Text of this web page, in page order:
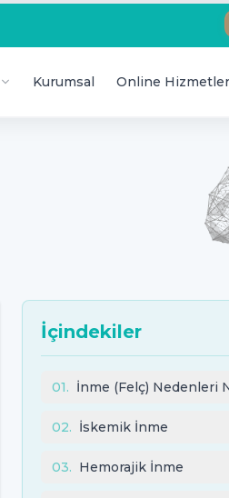
Kurumsal Online Hizmetler
İçindekiler
01. İnme (Felç) Nedenleri
02. İskemik İnme
03. Hemorajik İnme